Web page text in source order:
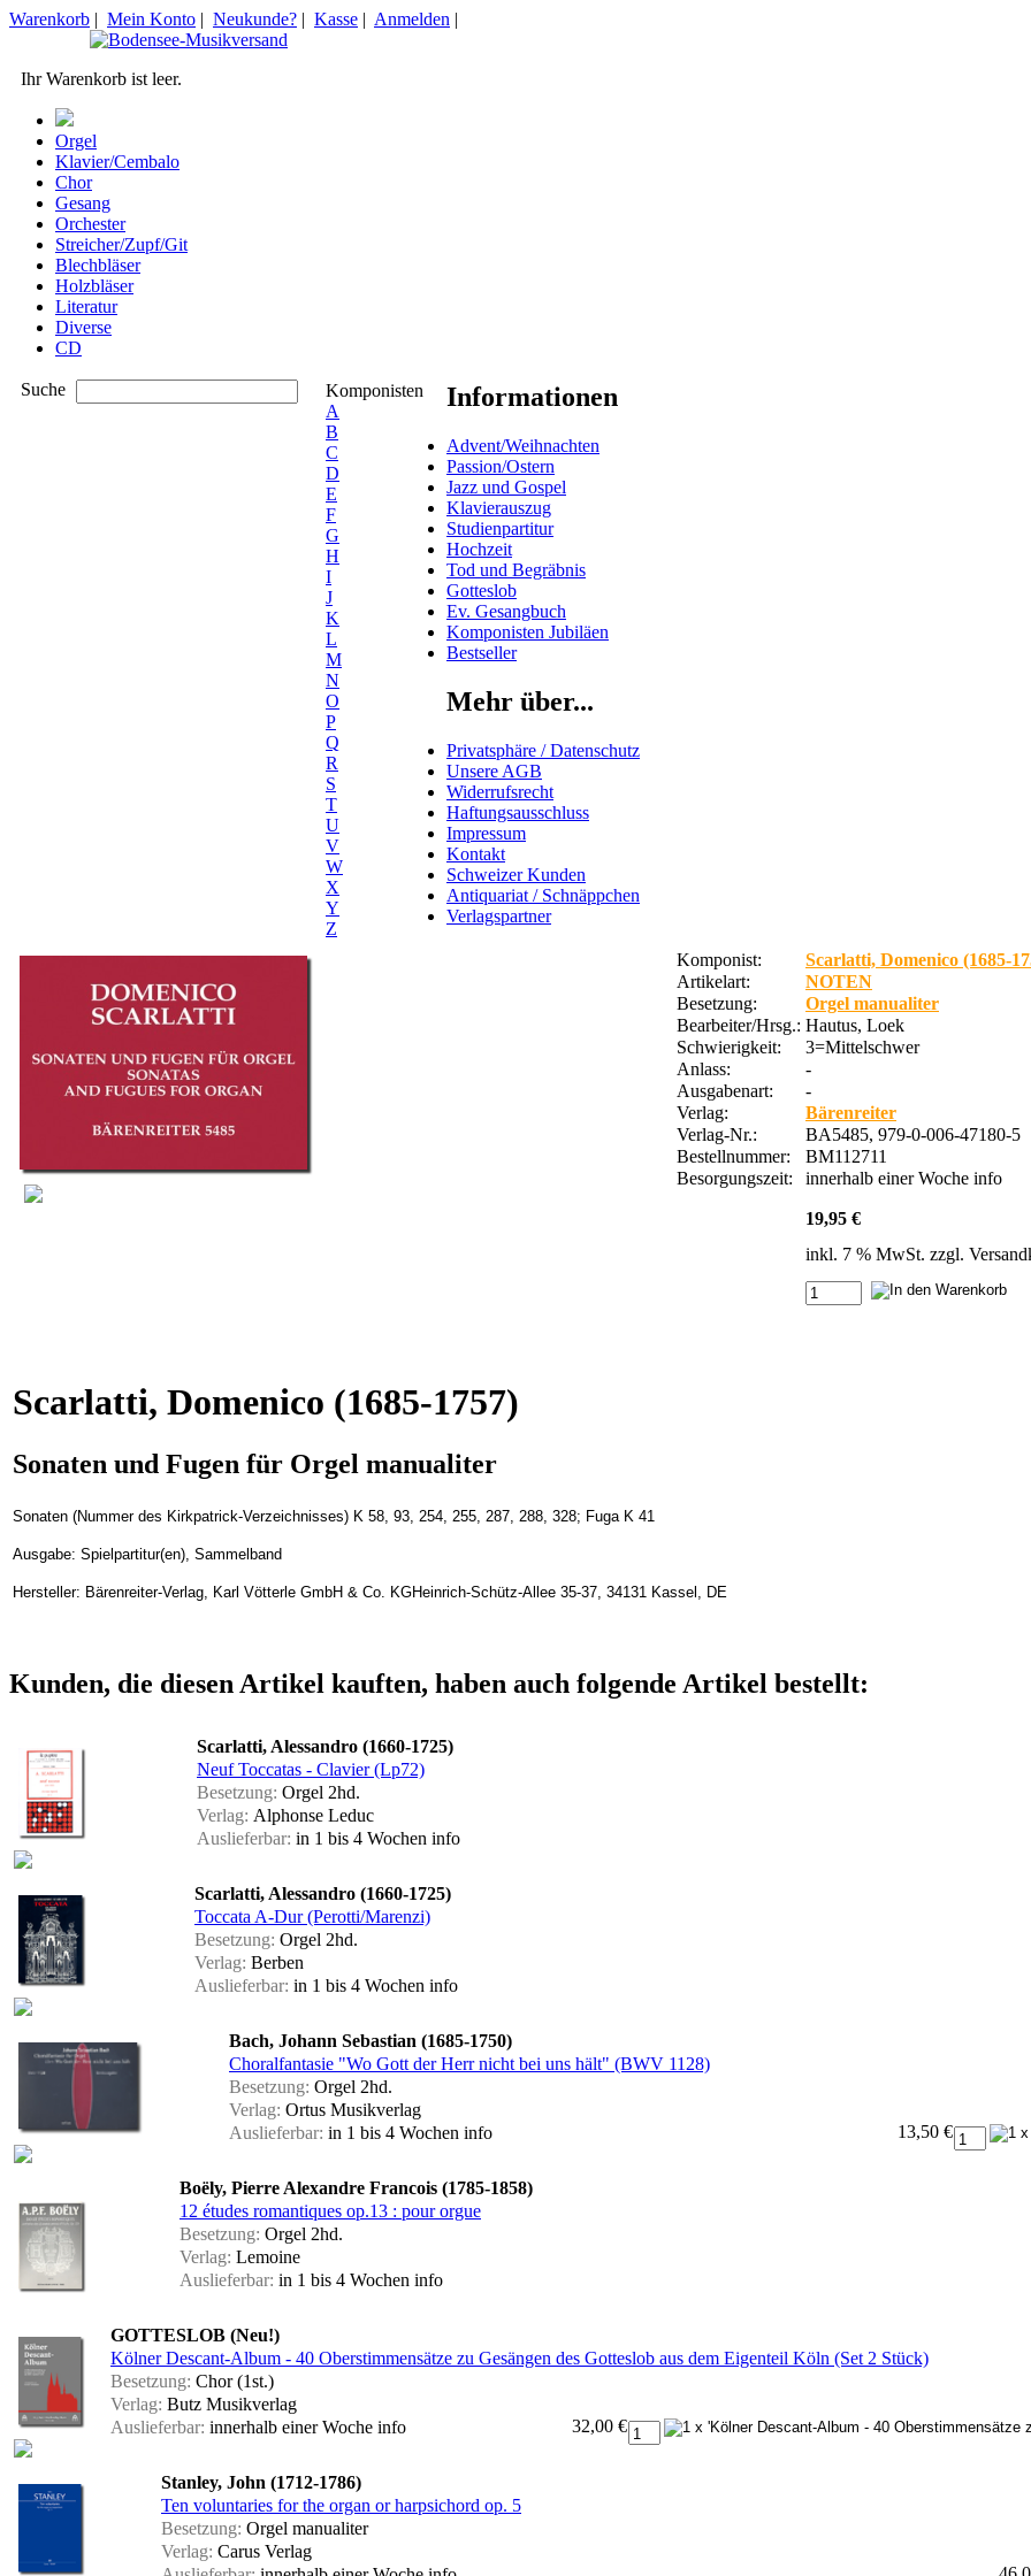
Warenkorb | Mein Konto | Neukunde? | Kasse | Anmelden |
Ihr Warenkorb ist leer.
Orgel
Klavier/Cembalo
Chor
Gesang
Orchester
Streicher/Zupf/Git
Blechbläser
Holzbläser
Literatur
Diverse
CD
Suche
Komponisten
A
B
C
D
E
F
G
H
I
J
K
L
M
N
O
P
Q
R
S
T
U
V
W
X
Y
Z
Informationen
Advent/Weihnachten
Passion/Ostern
Jazz und Gospel
Klavierauszug
Studienpartitur
Hochzeit
Tod und Begräbnis
Gotteslob
Ev. Gesangbuch
Komponisten Jubiläen
Bestseller
Mehr über...
Privatsphäre / Datenschutz
Unsere AGB
Widerrufsrecht
Haftungsausschluss
Impressum
Kontakt
Schweizer Kunden
Antiquariat / Schnäppchen
Verlagspartner
Komponist:
Scarlatti, Domenico (1685-
Artikelart:
NOTEN
Besetzung:
Orgel manualiter
Bearbeiter/Hrsg.: Hautus, Loek
Schwierigkeit:
3=Mittelschwer
Anlass:
-
Ausgabenart:
-
Verlag:
Bärenreiter
Verlag-Nr.:
BA5485, 979-0-006-47180-5
Bestellnummer:
BM112711
Besorgungszeit:
innerhalb einer Woche info
19,95 €
inkl. 7 % MwSt. zzgl.
Scarlatti, Domenico (1685-1757)
Sonaten und Fugen für Orgel manualiter
Sonaten (Nummer des Kirkpatrick-Verzeichnisses) K 58, 93, 254, 255, 287, 288, 328; Fuga K 41
Ausgabe: Spielpartitur(en), Sammelband
Hersteller: Bärenreiter-Verlag, Karl Vötterle GmbH & Co. KGHeinrich-Schütz-Allee 35-37, 34131 Kassel, DE
Kunden, die diesen Artikel kauften, haben auch folgende Artikel bestellt:
Scarlatti, Alessandro (1660-1725)
Neuf Toccatas - Clavier (Lp72)
Besetzung: Orgel 2hd.
Verlag: Alphonse Leduc
Auslieferbar: in 1 bis 4 Wochen info
Scarlatti, Alessandro (1660-1725)
Toccata A-Dur (Perotti/Marenzi)
Besetzung: Orgel 2hd.
Verlag: Berben
Auslieferbar: in 1 bis 4 Wochen info
Bach, Johann Sebastian (1685-1750)
Choralfantasie "Wo Gott der Herr nicht bei uns hält" (BWV 1128)
Besetzung: Orgel 2hd.
Verlag: Ortus Musikverlag
Auslieferbar: in 1 bis 4 Wochen info 13,50 €
Boëly, Pierre Alexandre Francois (1785-1858)
12 études romantiques op.13 : pour orgue
Besetzung: Orgel 2hd.
Verlag: Lemoine
Auslieferbar: in 1 bis 4 Wochen info
GOTTESLOB (Neu!)
Kölner Descant-Album - 40 Oberstimmensätze zu Gesängen des Gotteslob aus dem Eigenteil Köln (Set 2 Stück)
Besetzung: Chor (1st.)
Verlag: Butz Musikverlag
Auslieferbar: innerhalb einer Woche info 32,00 €
Stanley, John (1712-1786)
Ten voluntaries for the organ or harpsichord op. 5
Besetzung: Orgel manualiter
Verlag: Carus Verlag